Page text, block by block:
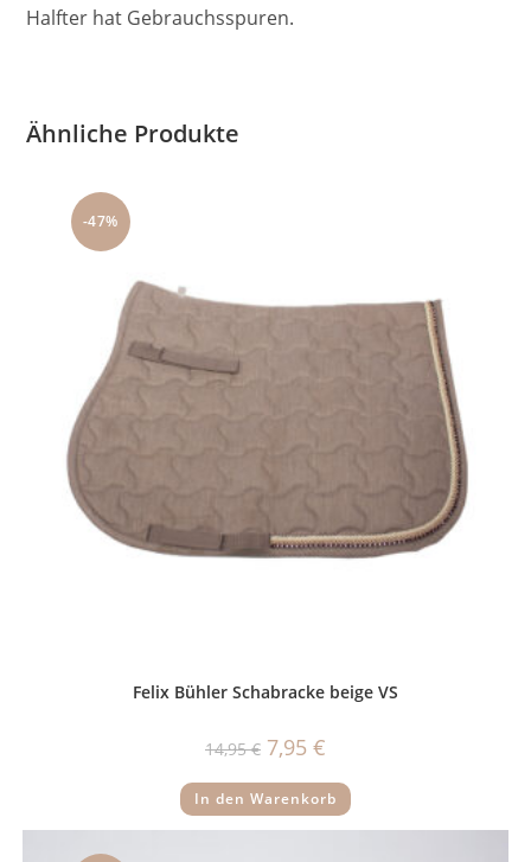
Halfter hat Gebrauchsspuren.
Ähnliche Produkte
-47%
Felix Bühler Schabracke beige VS
14,95€ Ursprünglicher
Preis
14,95 €
7,95 €
7,95 €.
In den Warenkorb